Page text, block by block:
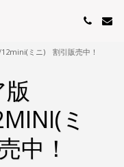
ミニ) 割引販売中！
ミ
中！